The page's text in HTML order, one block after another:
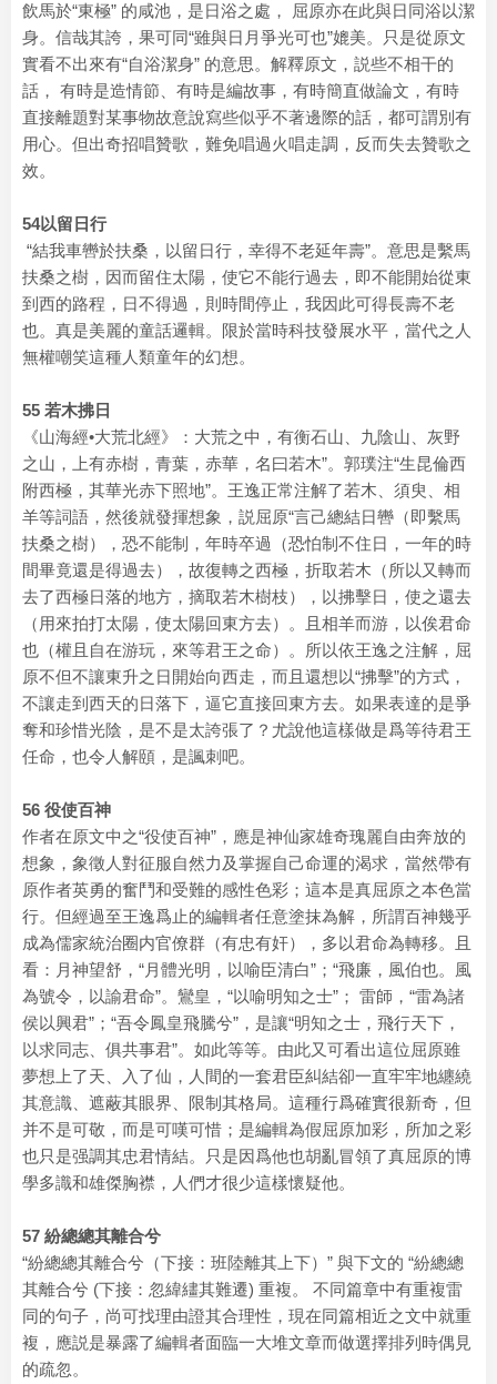
飲馬於“東極” 的咸池，是日浴之處， 屈原亦在此與日同浴以潔
身。信哉其誇，果可同“雖與日月爭光可也”媲美。只是從原文
實看不出來有“自浴潔身” 的意思。解釋原文，説些不相干的
話， 有時是造情節、有時是編故事，有時簡直做論文，有時
直接離題對某事物故意說寫些似乎不著邊際的話，都可謂別有
用心。但出奇招唱贊歌，難免唱過火唱走調，反而失去贊歌之
效。
54以留日行
“結我車轡於扶桑，以留日行，幸得不老延年壽”。意思是繫馬
扶桑之樹，因而留住太陽，使它不能行過去，即不能開始從東
到西的路程，日不得過，則時間停止，我因此可得長壽不老
也。真是美麗的童話邏輯。限於當時科技發展水平，當代之人
無權嘲笑這種人類童年的幻想。
55 若木拂日
《山海經•大荒北經》：大荒之中，有衡石山、九陰山、灰野
之山，上有赤樹，青葉，赤華，名曰若木”。郭璞注“生昆倫西
附西極，其華光赤下照地”。王逸正常注解了若木、須臾、相
羊等詞語，然後就發揮想象，説屈原“言己總結日轡（即繫馬
扶桑之樹），恐不能制，年時卒過（恐怕制不住日，一年的時
間畢竟還是得過去），故復轉之西極，折取若木（所以又轉而
去了西極日落的地方，摘取若木樹枝），以拂擊日，使之還去
（用來拍打太陽，使太陽回東方去）。且相羊而游，以俟君命
也（權且自在游玩，來等君王之命）。所以依王逸之注解，屈
原不但不讓東升之日開始向西走，而且還想以“拂擊”的方式，
不讓走到西天的日落下，逼它直接回東方去。如果表達的是爭
奪和珍惜光陰，是不是太誇張了？尤說他這樣做是爲等待君王
任命，也令人解頤，是諷刺吧。
56 役使百神
作者在原文中之“役使百神”，應是神仙家雄奇瑰麗自由奔放的
想象，象徵人對征服自然力及掌握自己命運的渴求，當然帶有
原作者英勇的奮鬥和受難的感性色彩；這本是真屈原之本色當
行。但經過至王逸爲止的編輯者任意塗抹為解，所謂百神幾乎
成為儒家統治圈内官僚群（有忠有奸），多以君命為轉移。且
看：月神望舒，“月體光明，以喻臣清白”；“飛廉，風伯也。風
為號令，以諭君命”。鸞皇，“以喻明知之士”； 雷師，“雷為諸
侯以興君”；“吾令鳳皇飛騰兮”，是讓“明知之士，飛行天下，
以求同志、俱共事君”。如此等等。由此又可看出這位屈原雖
夢想上了天、入了仙，人間的一套君臣糾結卻一直牢牢地纏繞
其意識、遮蔽其眼界、限制其格局。這種行爲確實很新奇，但
并不是可敬，而是可嘆可惜；是編輯為假屈原加彩，所加之彩
也只是强調其忠君情結。只是因爲他也胡亂冒領了真屈原的博
學多識和雄傑胸襟，人們才很少這樣懷疑他。
57 紛總總其離合兮
“紛總總其離合兮（下接：班陸離其上下）” 與下文的 “紛總總
其離合兮 (下接：忽緯繣其難遷) 重複。 不同篇章中有重複雷
同的句子，尚可找理由證其合理性，現在同篇相近之文中就重
複，應説是暴露了編輯者面臨一大堆文章而做選擇排列時偶見
的疏忽。